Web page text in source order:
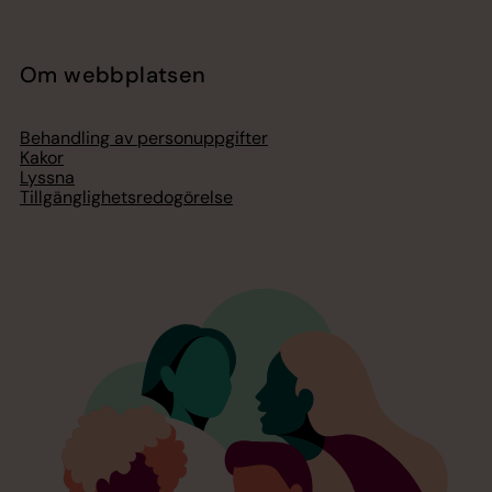
Om webbplatsen
Behandling av personuppgifter
Kakor
Lyssna
Tillgänglighetsredogörelse